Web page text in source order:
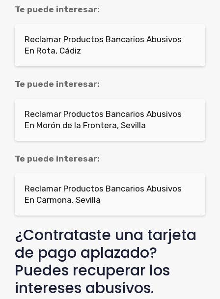
Te puede interesar:
Reclamar Productos Bancarios Abusivos
En Rota, Cádiz
Te puede interesar:
Reclamar Productos Bancarios Abusivos
En Morón de la Frontera, Sevilla
Te puede interesar:
Reclamar Productos Bancarios Abusivos
En Carmona, Sevilla
¿Contrataste una tarjeta
de pago aplazado?
Puedes recuperar los
intereses abusivos.